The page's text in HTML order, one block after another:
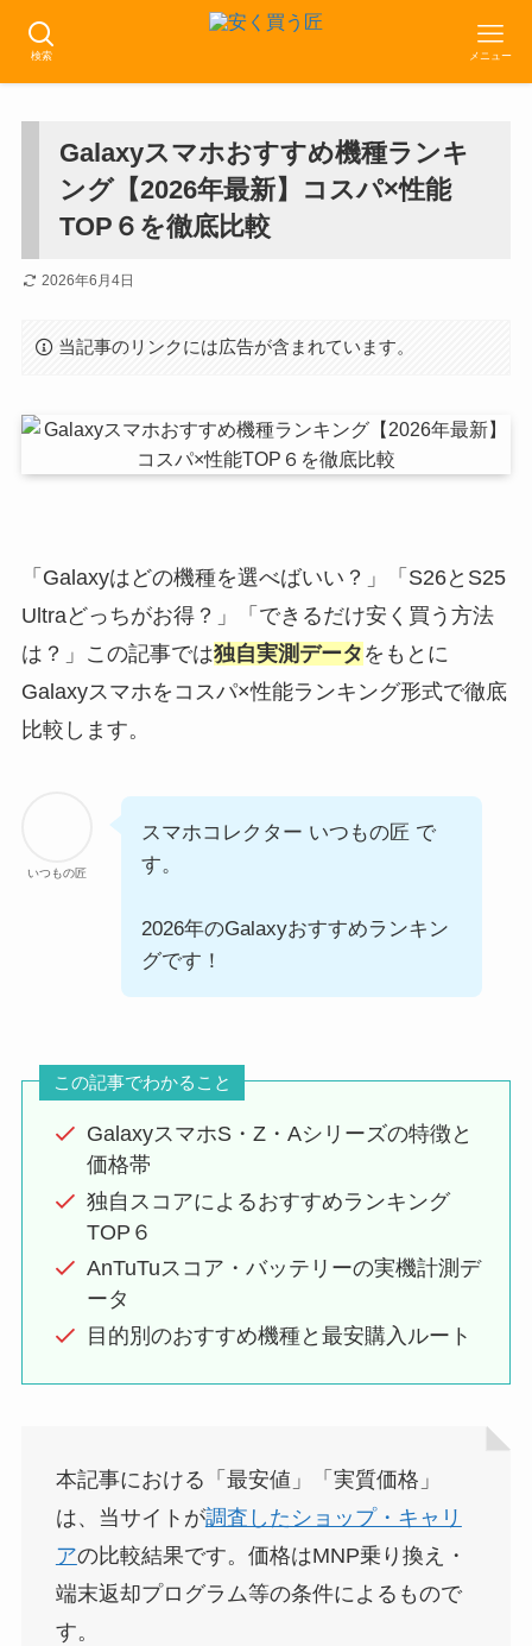
検索 メニュー
Galaxyスマホおすすめ機種ランキ
ング【2026年最新】コスパ×性能
TOP６を徹底比較
2026年6月4日
当記事のリンクには広告が含まれています。
「Galaxyはどの機種を選べばいい？」「S26とS25
Ultraどっちがお得？」「できるだけ安く買う方法
は？」この記事では独自実測データ をもとに
Galaxyスマホをコスパ×性能ランキング形式で徹底
比較します。
いつもの匠
スマホコレクター いつもの匠 で
す。
2026年のGalaxyおすすめランキン
グです！
この記事でわかること
GalaxyスマホS・Z・Aシリーズの特徴と
価格帯
独自スコアによるおすすめランキング
TOP６
AnTuTuスコア・バッテリーの実機計測デ
ータ
目的別のおすすめ機種と最安購入ルート
本記事における「最安値」「実質価格」
は、当サイトが調査したショップ・キャリ
アの比較結果です。価格はMNP乗り換え・
端末返却プログラム等の条件によるもので
す。